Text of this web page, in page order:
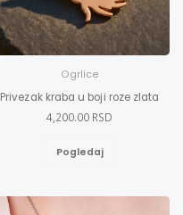
Ogrlice
Privezak kraba u boji roze zlata
4,200.00 RSD
Pogledaj